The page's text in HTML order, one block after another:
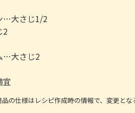
…大さじ1/2
2
…大さじ2
宜
の仕様はレシピ作成時の情報で、変更とな